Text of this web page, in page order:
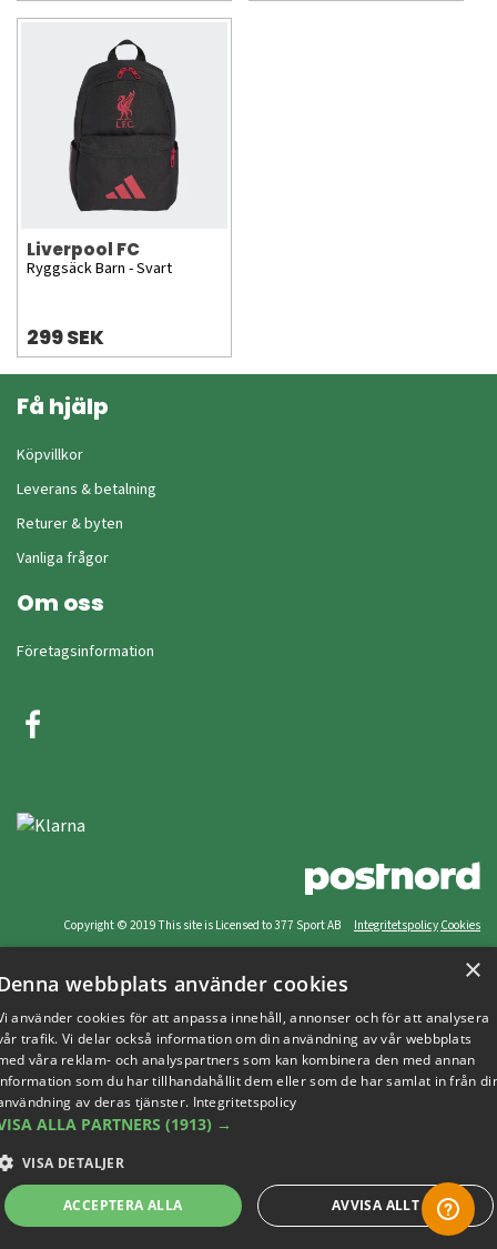
Liverpool FC
Ryggsäck Barn - Svart
299 SEK
Få hjälp
Köpvillkor
Leverans & betalning
Returer & byten
Vanliga frågor
Om oss
Företagsinformation
Copyright © 2019 This site is Licensed to 377 Sport AB Integritetspolicy Cookies
×
webbplats använder cookies
använder cookies för att anpassa innehåll, annonser och för att analysera
trafik. Vi delar också information om din användning av vår webbplats
våra reklam- och analyspartners som kan kombinera den med annan
som du har tillhandahållit dem eller som de har samlat in från
av deras tjänster. Integritetspolicy
ALLA PARTNERS (1913) →
VISA DETALJER
ACCEPTERA ALLA AVVISA ALLT